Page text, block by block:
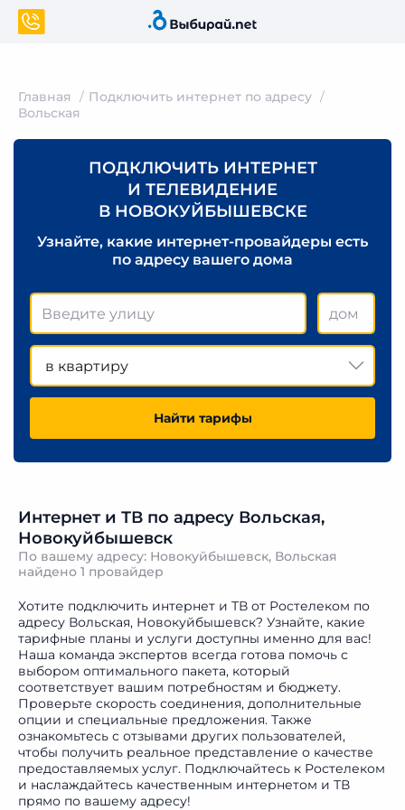
Главная
Подключить интернет по адресу
Вольская
ПОДКЛЮЧИТЬ ИНТЕРНЕТ
И ТЕЛЕВИДЕНИЕ
В НОВОКУЙБЫШЕВСКЕ
Узнайте, какие интернет-провайдеры есть
по адресу вашего дома
в квартиру
Найти тарифы
Интернет и ТВ по адресу Вольская,
Новокуйбышевск
По вашему адресу: Новокуйбышевск, Вольская
найдено 1 провайдер
Хотите подключить интернет и ТВ от Ростелеком по
адресу Вольская, Новокуйбышевск? Узнайте, какие
тарифные планы и услуги доступны именно для вас!
Наша команда экспертов всегда готова помочь с
выбором оптимального пакета, который
соответствует вашим потребностям и бюджету.
Проверьте скорость соединения, дополнительные
опции и специальные предложения. Также
ознакомьтесь с отзывами других пользователей,
чтобы получить реальное представление о качестве
предоставляемых услуг. Подключайтесь к Ростелеком
и наслаждайтесь качественным интернетом и ТВ
прямо по вашему адресу!